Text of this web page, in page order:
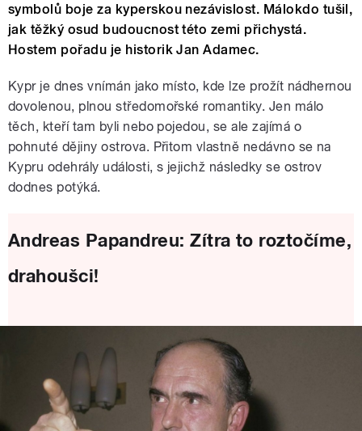
symbolů boje za kyperskou nezávislost. Málokdo tušil,
jak těžký osud budoucnost této zemi přichystá.
Hostem pořadu je historik Jan Adamec.
Kypr je dnes vnímán jako místo, kde lze prožít nádhernou
dovolenou, plnou středomořské romantiky. Jen málo
těch, kteří tam byli nebo pojedou, se ale zajímá o
pohnuté dějiny ostrova. Přitom vlastně nedávno se na
Kypru odehrály události, s jejichž následky se ostrov
dodnes potýká.
Andreas Papandreu: Zítra to roztočíme,
drahoušci!